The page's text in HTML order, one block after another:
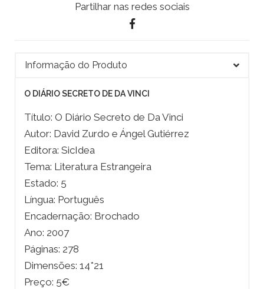
Partilhar nas redes sociais
Informação do Produto
O DIÁRIO SECRETO DE DA VINCI
Título: O Diário Secreto de Da Vinci
Autor: David Zurdo e Ángel Gutiérrez
Editora: SicIdea
Tema: Literatura Estrangeira
Estado: 5
Língua: Português
Encadernação: Brochado
Ano: 2007
Páginas: 278
Dimensões: 14*21
Preço: 5€